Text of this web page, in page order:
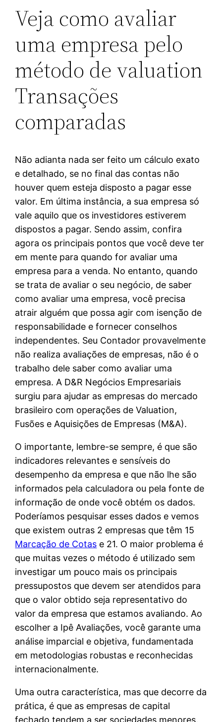
Veja como avaliar
uma empresa pelo
método de valuation
Transações
comparadas
Não adianta nada ser feito um cálculo exato
e detalhado, se no final das contas não
houver quem esteja disposto a pagar esse
valor. Em última instância, a sua empresa só
vale aquilo que os investidores estiverem
dispostos a pagar. Sendo assim, confira
agora os principais pontos que você deve ter
em mente para quando for avaliar uma
empresa para a venda. No entanto, quando
se trata de avaliar o seu negócio, de saber
como avaliar uma empresa, você precisa
atrair alguém que possa agir com isenção de
responsabilidade e fornecer conselhos
independentes. Seu Contador provavelmente
não realiza avaliações de empresas, não é o
trabalho dele saber como avaliar uma
empresa. A D&R Negócios Empresariais
surgiu para ajudar as empresas do mercado
brasileiro com operações de Valuation,
Fusões e Aquisições de Empresas (M&A).
O importante, lembre-se sempre, é que são
indicadores relevantes e sensíveis do
desempenho da empresa e que não lhe são
informados pela calculadora ou pela fonte de
informação de onde você obtém os dados.
Poderíamos pesquisar esses dados e vemos
que existem outras 2 empresas que têm 15
Marcação de Cotas e 21. O maior problema é
que muitas vezes o método é utilizado sem
investigar um pouco mais os principais
pressupostos que devem ser atendidos para
que o valor obtido seja representativo do
valor da empresa que estamos avaliando. Ao
escolher a Ipê Avaliações, você garante uma
análise imparcial e objetiva, fundamentada
em metodologias robustas e reconhecidas
internacionalmente.
Uma outra característica, mas que decorre da
prática, é que as empresas de capital
fechado tendem a ser sociedades menores,